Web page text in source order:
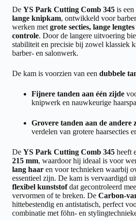
De YS Park Cutting Comb 345 is
lange knipkam, ontwikkeld voor
werken met grote secties, lange
controle. Door de langere uitvoering
stabiliteit en precisie bij zowel klassiek
barber- en salonwerk.
De kam is voorzien van een dubbele
Fijnere tanden aan één zijde
knipwerk en nauwkeurige
Grovere tanden aan de andere
verdelen van grotere haarsecties
De YS Park Cutting Comb 345 heeft
215 mm, waardoor hij ideaal is voor
lang haar en voor technieken waarbij
essentieel zijn. De kam is vervaardigd
flexibel kunststofdat gecontroleerd
vervormen of te breken. De Carbon-
hittebestendig en antistatisch, perfect
combinatie met föhn- en